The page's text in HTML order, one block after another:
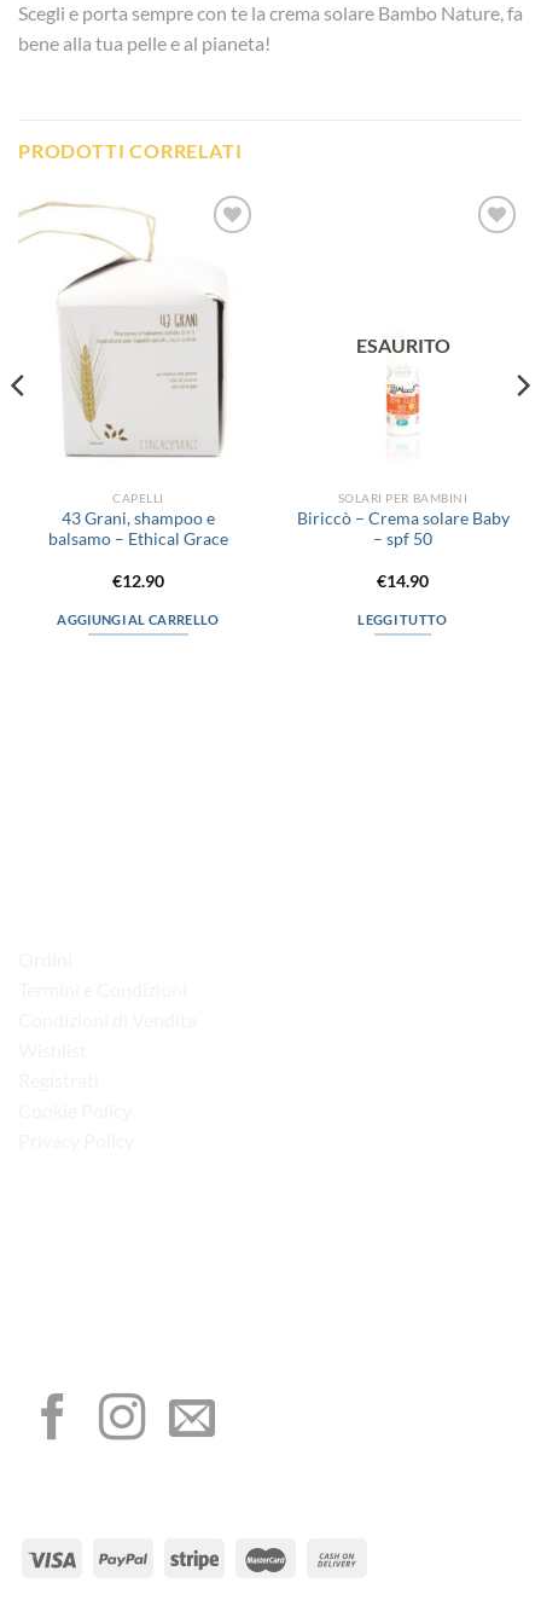
Scegli e porta sempre con te la crema solare Bambo Nature, fa
bene alla tua pelle e al pianeta!
PRODOTTI CORRELATI
desideri
CAPELLI
43 Grani, shampoo e
balsamo – Ethical Grace
€12.90
AGGIUNGI AL CARRELLO
ESAURITO
SOLARI PER BAMBINI
Biriccò – Crema solare Baby
– spf 50
€14.90
LEGGI TUTTO